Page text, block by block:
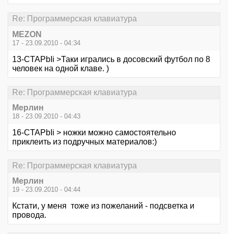
Re: Программерская клавиатура
MEZON
17 - 23.09.2010 - 04:34
13-CTAPbIi >Таки игрались в досовский футбол по 8
человек на одной клаве. )
Re: Программерская клавиатура
Мерлин
18 - 23.09.2010 - 04:43
16-CTAPbIi > ножки можно самостоятельно
приклеить из подручных материалов:)
Re: Программерская клавиатура
Мерлин
19 - 23.09.2010 - 04:44
Кстати, у меня тоже из пожеланий - подсветка и
провода.